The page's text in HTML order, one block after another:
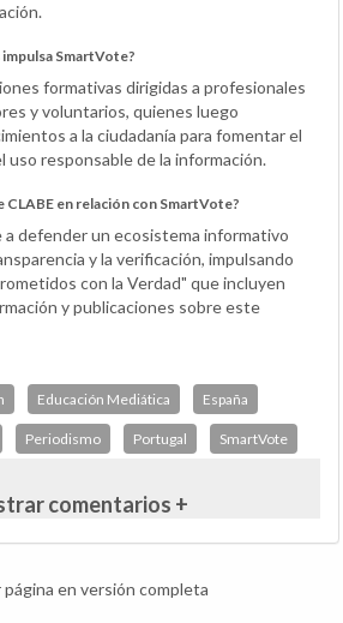
SmartVote?
formativas dirigidas a profesionales
y voluntarios, quienes luego
a la ciudadanía para fomentar el
uso responsable de la información.
CLABE en relación con SmartVote?
a defender un ecosistema informativo
y la verificación, impulsando
con la Verdad" que incluyen
y publicaciones sobre este
Educación Mediática España
Periodismo Portugal SmartVote
comentarios +
en versión completa